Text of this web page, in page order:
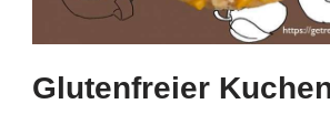
Glutenfreier